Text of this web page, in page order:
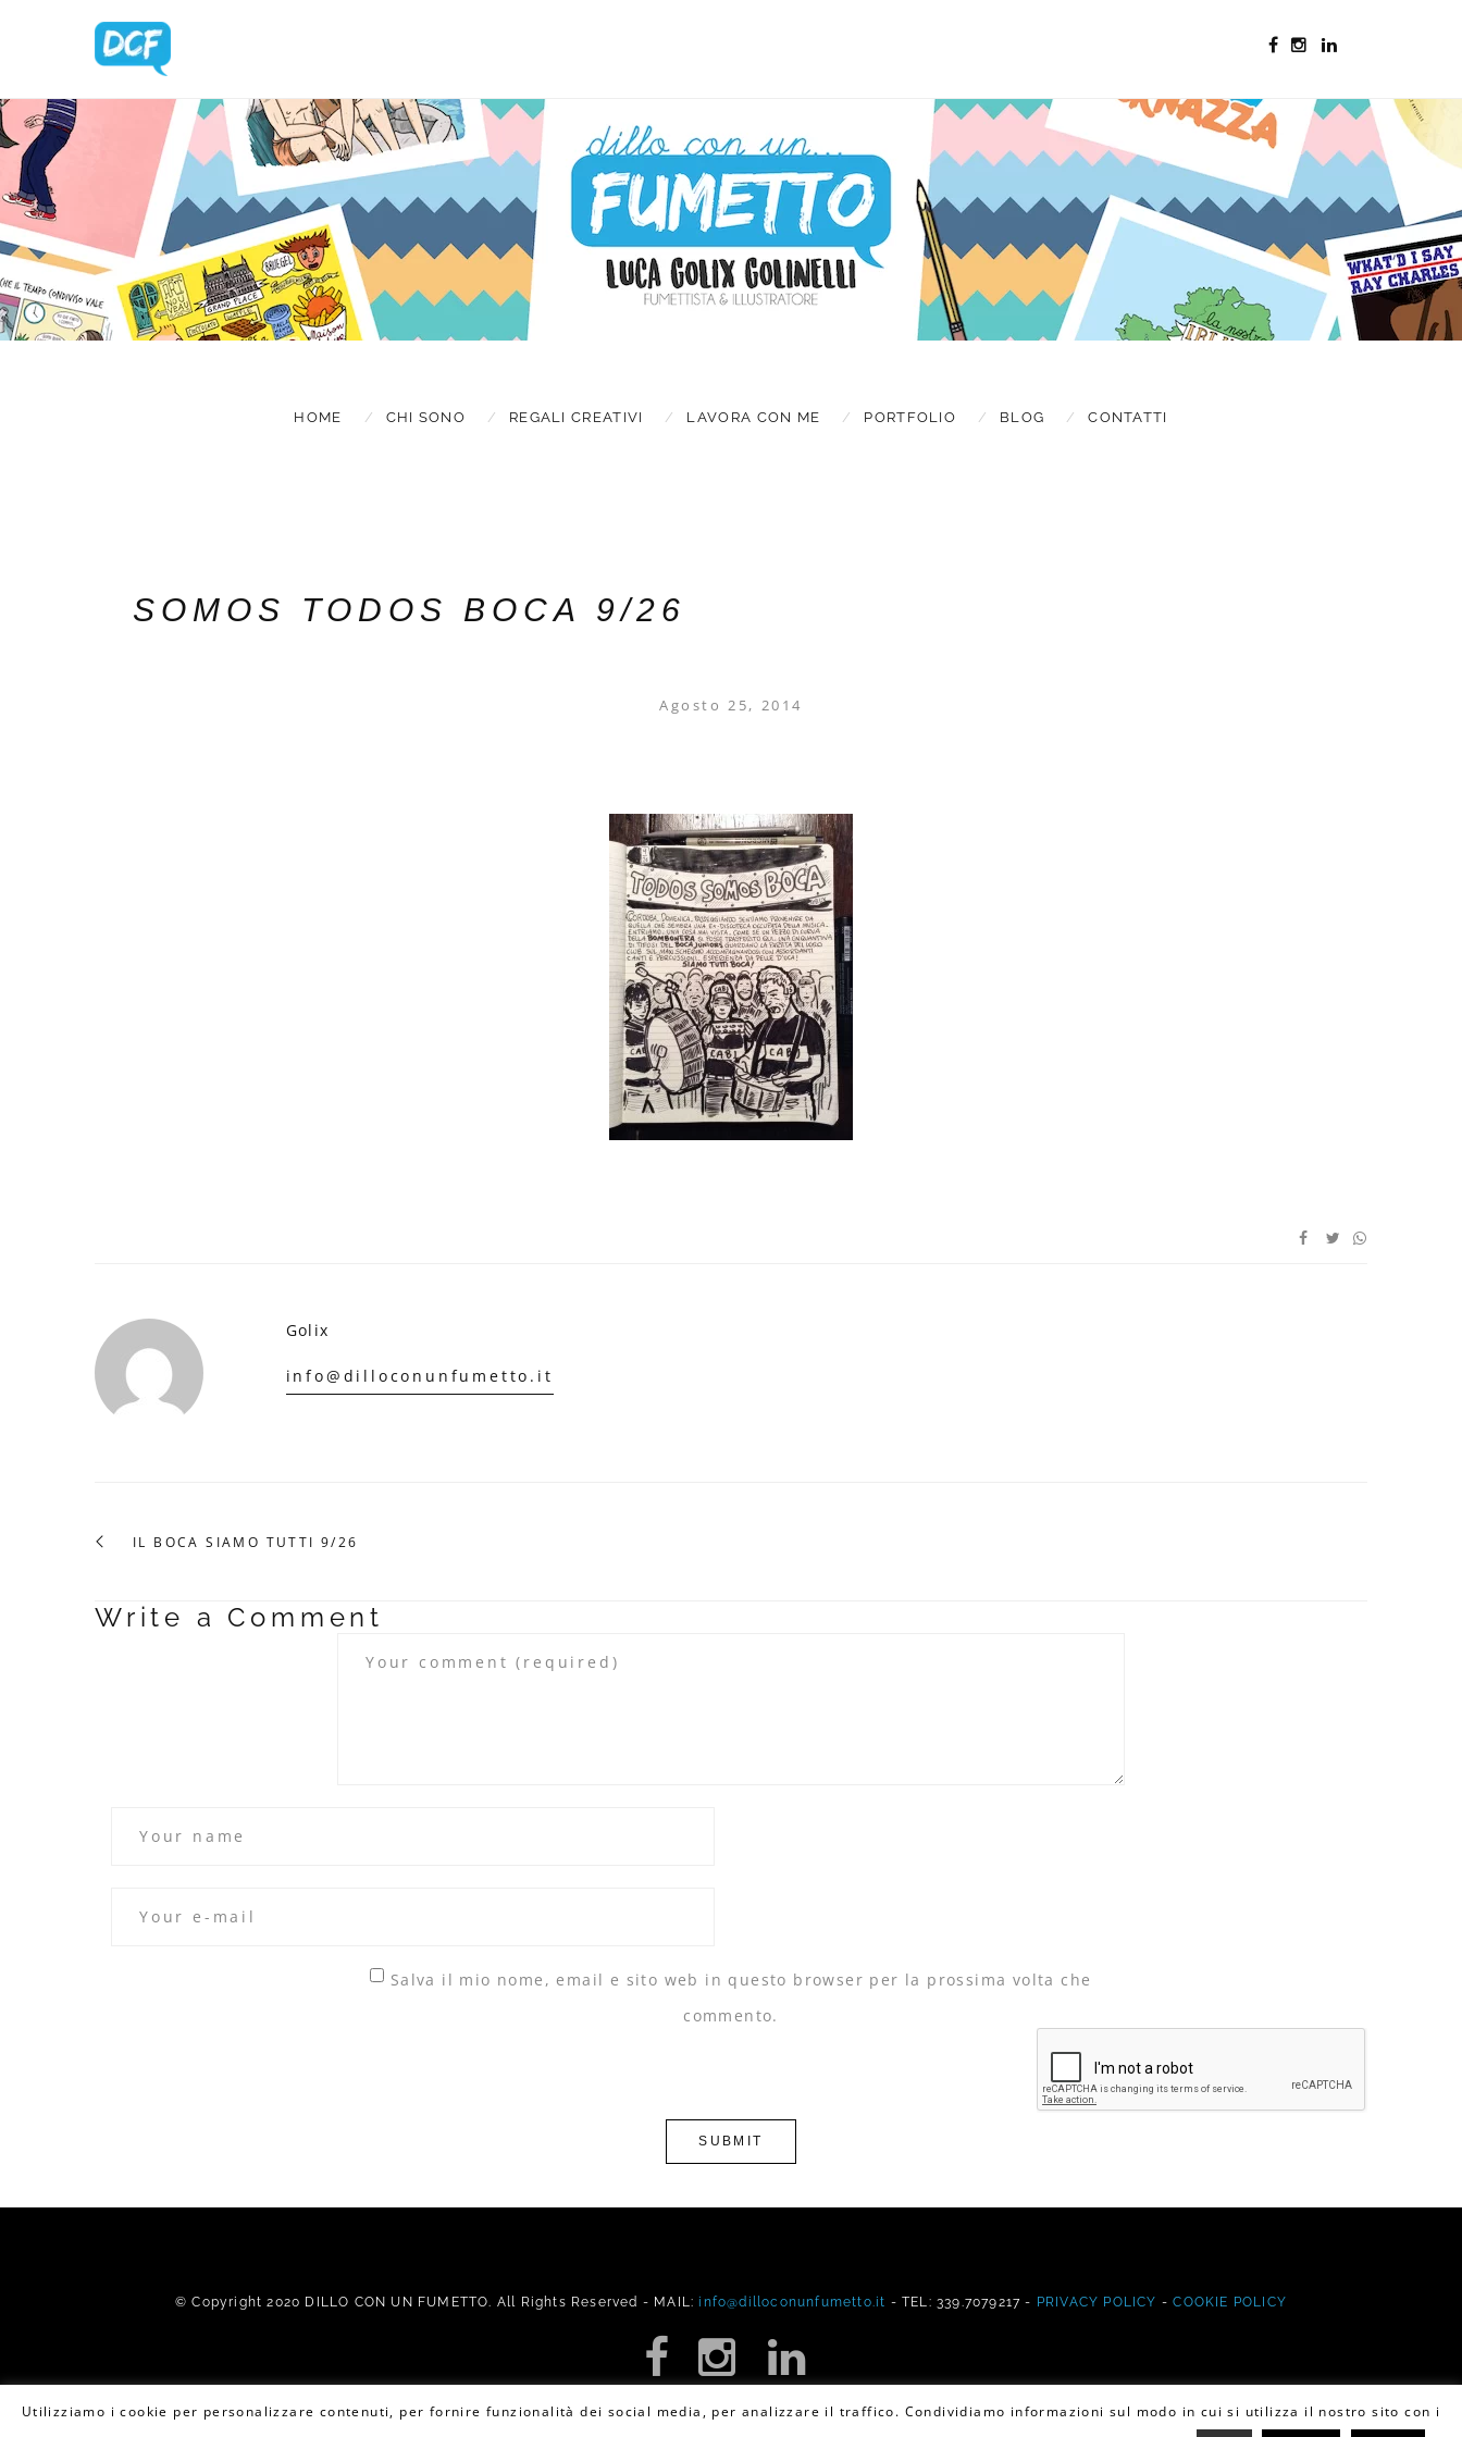
BLOG UPDATES Latest news & updates
HOME CHI SONO REGALI CREATIVI LAVORA CON ME PORTFOLIO BLOG CONTATTI
SOMOS TODOS BOCA 9/26
Agosto 25, 2014
Golix
info@dilloconunfumetto.it
IL BOCA SIAMO TUTTI 9/26
Write a Comment
Salva il mio nome, email e sito web in questo browser per la prossima volta che
commento.
© Copyright 2020 DILLO CON UN FUMETTO. All Rights Reserved - MAIL: info@dilloconunfumetto.it - TEL: 339.7079217 - PRIVACY POLICY -COOKIE POLICY
Utilizziamo i cookie per personalizzare contenuti, per fornire funzionalità dei social media, per analizzare il traffico. Condividiamo informazioni sul modo in cui si utilizza il nostro sito con i